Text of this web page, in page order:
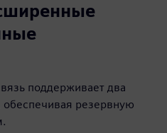
поддерживает два
резервную